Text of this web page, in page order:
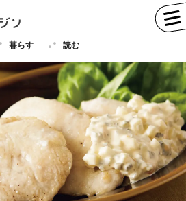
暮らす 読む
英語 フランス語
ドイツ語 イタリア語
スペイン語 ロシア語